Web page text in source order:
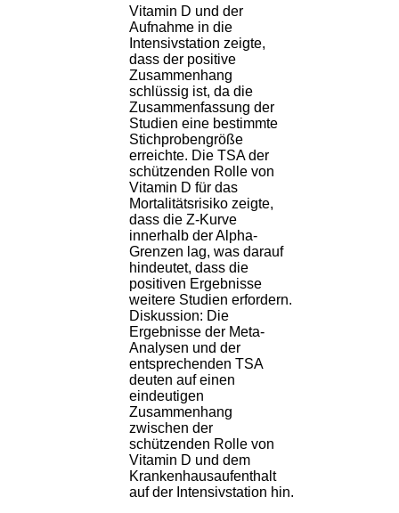
Vitamin D und der
Aufnahme in die
Intensivstation zeigte,
dass der positive
Zusammenhang
schlüssig ist, da die
Zusammenfassung der
Studien eine bestimmte
Stichprobengröße
erreichte. Die TSA der
schützenden Rolle von
Vitamin D für das
Mortalitätsrisiko zeigte,
dass die Z-Kurve
innerhalb der Alpha-
Grenzen lag, was darauf
hindeutet, dass die
positiven Ergebnisse
weitere Studien erfordern.
Diskussion: Die
Ergebnisse der Meta-
Analysen und der
entsprechenden TSA
deuten auf einen
eindeutigen
Zusammenhang
zwischen der
schützenden Rolle von
Vitamin D und dem
Krankenhausaufenthalt
auf der Intensivstation hin.